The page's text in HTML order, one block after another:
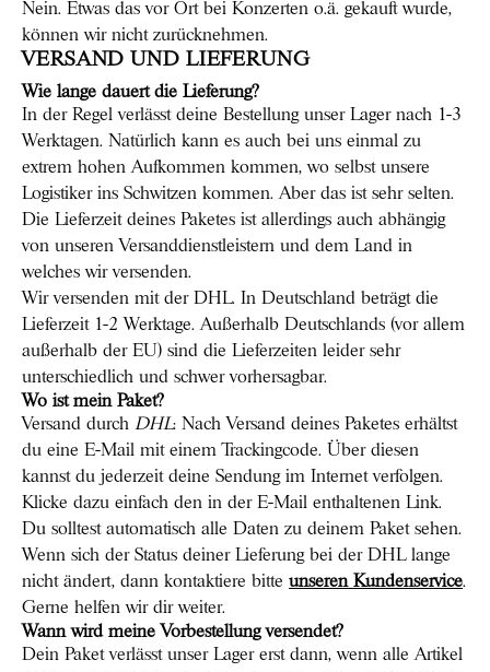
Nein. Etwas das vor Ort bei Konzerten o.ä. gekauft wurde,
können wir nicht zurücknehmen.
VERSAND UND LIEFERUNG
Wie lange dauert die Lieferung?
In der Regel verlässt deine Bestellung unser Lager nach 1-3
Werktagen. Natürlich kann es auch bei uns einmal zu
extrem hohen Aufkommen kommen, wo selbst unsere
Logistiker ins Schwitzen kommen. Aber das ist sehr selten.
Die Lieferzeit deines Paketes ist allerdings auch abhängig
von unseren Versanddienstleistern und dem Land in
welches wir versenden.
Wir versenden mit der DHL. In Deutschland beträgt die
Lieferzeit 1-2 Werktage. Außerhalb Deutschlands (vor allem
außerhalb der EU) sind die Lieferzeiten leider sehr
unterschiedlich und schwer vorhersagbar.
Wo ist mein Paket?
Versand durch DHL: Nach Versand deines Paketes erhältst
du eine E-Mail mit einem Trackingcode. Über diesen
kannst du jederzeit deine Sendung im Internet verfolgen.
Klicke dazu einfach den in der E-Mail enthaltenen Link.
Du solltest automatisch alle Daten zu deinem Paket sehen.
Wenn sich der Status deiner Lieferung bei der DHL lange
nicht ändert, dann kontaktiere bitte unseren Kundenservice.
Gerne helfen wir dir weiter.
Wann wird meine Vorbestellung versendet?
Dein Paket verlässt unser Lager erst dann, wenn alle Artikel